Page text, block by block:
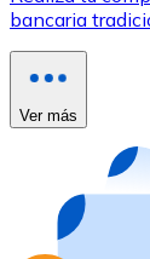
Tienda -
Nuevo
Compra
Ir a la
bancaria
Ver más